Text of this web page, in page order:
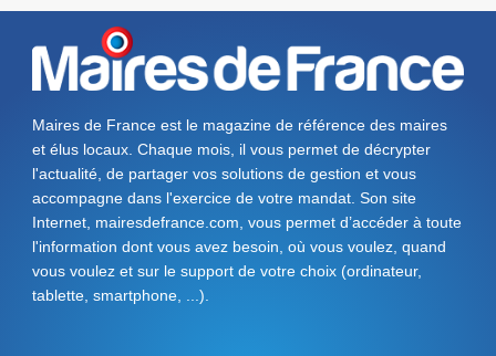
Maires de France est le magazine de référence des maires
et élus locaux. Chaque mois, il vous permet de décrypter
l'actualité, de partager vos solutions de gestion et vous
accompagne dans l'exercice de votre mandat. Son site
Internet, mairesdefrance.com, vous permet d’accéder à toute
l'information dont vous avez besoin, où vous voulez, quand
vous voulez et sur le support de votre choix (ordinateur,
tablette, smartphone, ...).